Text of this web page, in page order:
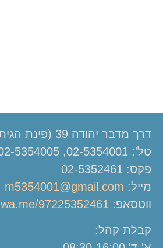
דרך מדבר יהודה 39 (פינת הגיתית)
טל': 02-5354001, 02-5354005
פקס: 02-5352461
מייל: m5354001@gmail.com
ווטסאפ: wa.me/97225352461
קבלת קהל: